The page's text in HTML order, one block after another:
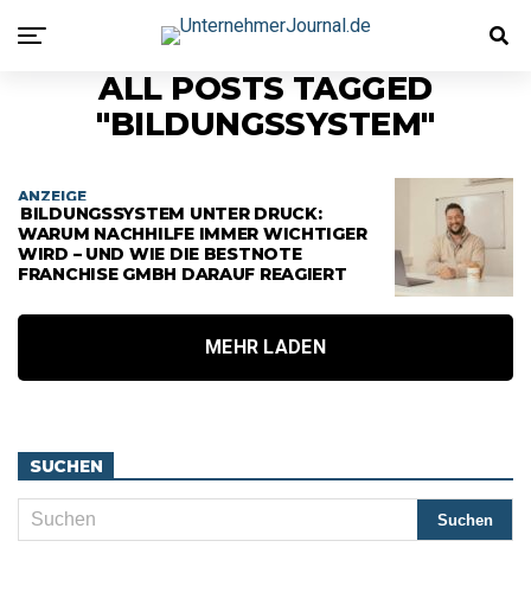
ALL POSTS TAGGED
"BILDUNGSSYSTEM"
ANZEIGE
BILDUNGSSYSTEM UNTER DRUCK:
WARUM NACHHILFE IMMER WICHTIGER
WIRD – UND WIE DIE BESTNOTE
FRANCHISE GMBH DARAUF REAGIERT
MEHR LADEN
SUCHEN